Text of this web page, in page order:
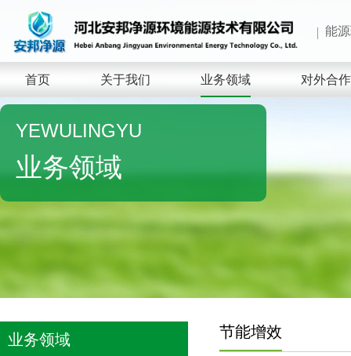
能
首页 关于我们 业务领域 对外合作
YEWULINGYU
业务领域
业务领域 节能增效